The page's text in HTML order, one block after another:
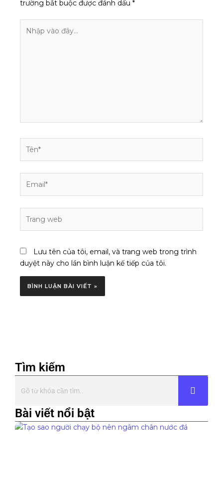
trường bắt buộc được đánh dấu *
vào
web
Lưu tên của tôi, email, và trang web trong trình
duyệt này cho lần bình luận kế tiếp của tôi.
Tìm kiếm
Bài viết nổi bật